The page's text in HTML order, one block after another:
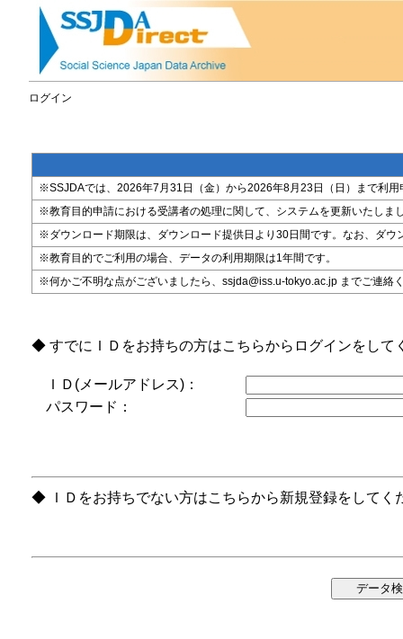
ログイン
※SSJDAでは、2026年7月31日（金）から2026年8月23日（日）まで利
※教育目的申請における受講者の処理に関して、システムを更新いたしま
※ダウンロード期限は、ダウンロード提供日より30日間です。なお、ダ
※教育目的でご利用の場合、データの利用期限は1年間です。
※何かご不明な点がございましたら、ssjda@iss.u-tokyo.ac.jp までご連絡
◆ すでにＩＤをお持ちの方はこちらからログインをして
ＩＤ(メールアドレス)：
パスワード：
◆ ＩＤをお持ちでない方はこちらから新規登録をしてく